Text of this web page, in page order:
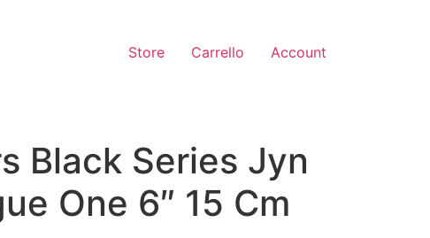
Store Carrello Account
Black Series Jyn
One 6″ 15 Cm